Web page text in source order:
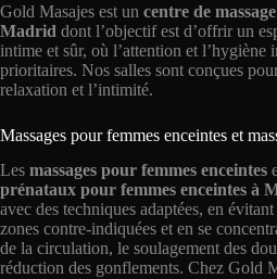
Gold Masajes est un centre de
Madrid dont l’objectif est d’offrir un
intime et sûr, où l’attention et l’hygiène
prioritaires. Nos salles sont conçues
relaxation et l’intimité.
Massages pour femmes enceintes et
Les massages pour femmes enceintes
prénataux pour femmes enceintes à
avec des techniques adaptées, en
zones contre-indiquées et en se
de la circulation, le soulagement des
réduction des gonflements. Chez Gold